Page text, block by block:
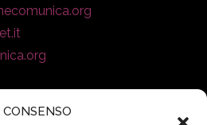
CONSENSO